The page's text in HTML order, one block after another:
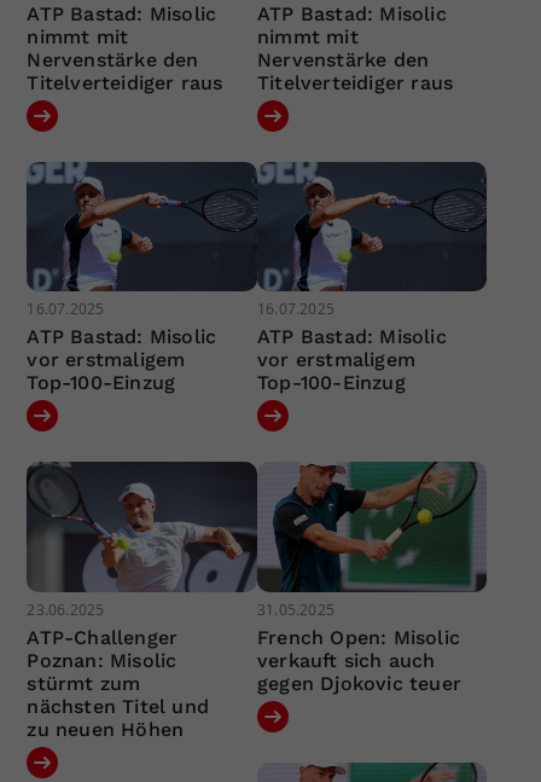
ATP Bastad: Misolic
nimmt mit
Nervenstärke den
Titelverteidiger raus
ATP Bastad: Misolic
nimmt mit
Nervenstärke den
Titelverteidiger raus
16.07.2025
ATP Bastad: Misolic
vor erstmaligem
Top-100-Einzug
16.07.2025
ATP Bastad: Misolic
vor erstmaligem
Top-100-Einzug
23.06.2025
ATP-Challenger
Poznan: Misolic
stürmt zum
nächsten Titel und
zu neuen Höhen
31.05.2025
French Open: Misolic
verkauft sich auch
gegen Djokovic teuer